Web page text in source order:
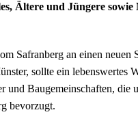
Ältere und Jüngere sowie
Safranberg an einen
sollte ein lebenswertes
und Baugemeinschaften,
bevorzugt.